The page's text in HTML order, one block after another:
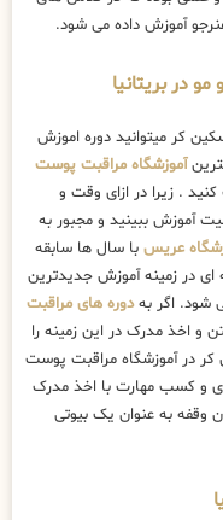
آموزش داده می شود.
در بریتانیا
کر میتوانید دوره اموزش
آموزشگاه مراقبت پوست
. زیرا در ازای وقت و
آموزش ببینید و مجبور به
عریس با سال ها سابقه
ای در زمینه آموزش جدیدترین
شود. اگر بهدوره های مراقبت
و اخذ مدرک در این زمینه را
کر در آموزشگاه مراقبت پوست
و کسب مهارت با اخذ مدرک
وقفه به عنوان یک بیوتی